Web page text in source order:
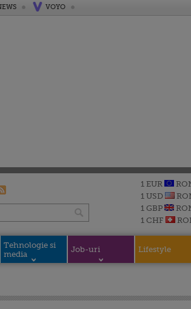
VOYO
1 EUR
1 USD
1 GBP
1 CHF
Tehnologie si
media
Job-uri Lifestyle